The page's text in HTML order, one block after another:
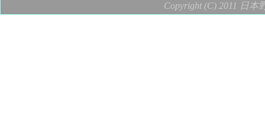
Copyright (C) 2011 日本